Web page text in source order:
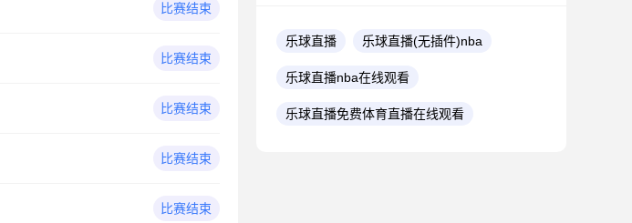
比赛结束
比赛结束
比赛结束
比赛结束
比赛结束
乐球直播 乐球直播(无插件)nba
乐球直播nba在线观看
乐球直播免费体育直播在线观看